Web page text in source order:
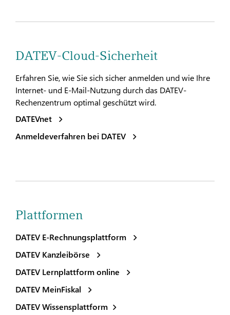
DATEV-Cloud-Sicherheit
Erfahren Sie, wie Sie sich sicher anmelden und wie Ihre
Internet- und E-Mail-Nutzung durch das DATEV-
Rechenzentrum optimal geschützt wird.
DATEVnet
Anmeldeverfahren bei DATEV
Plattformen
DATEV E-Rechnungsplattform
DATEV Kanzleibörse
DATEV Lernplattform online
DATEV MeinFiskal
DATEV Wissensplattform